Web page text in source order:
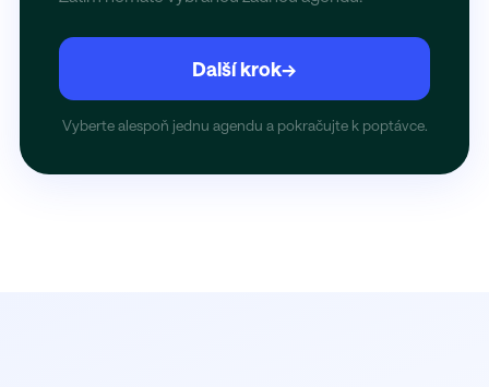
Další krok→
Vyberte alespoň jednu agendu a pokračujte k poptávce.